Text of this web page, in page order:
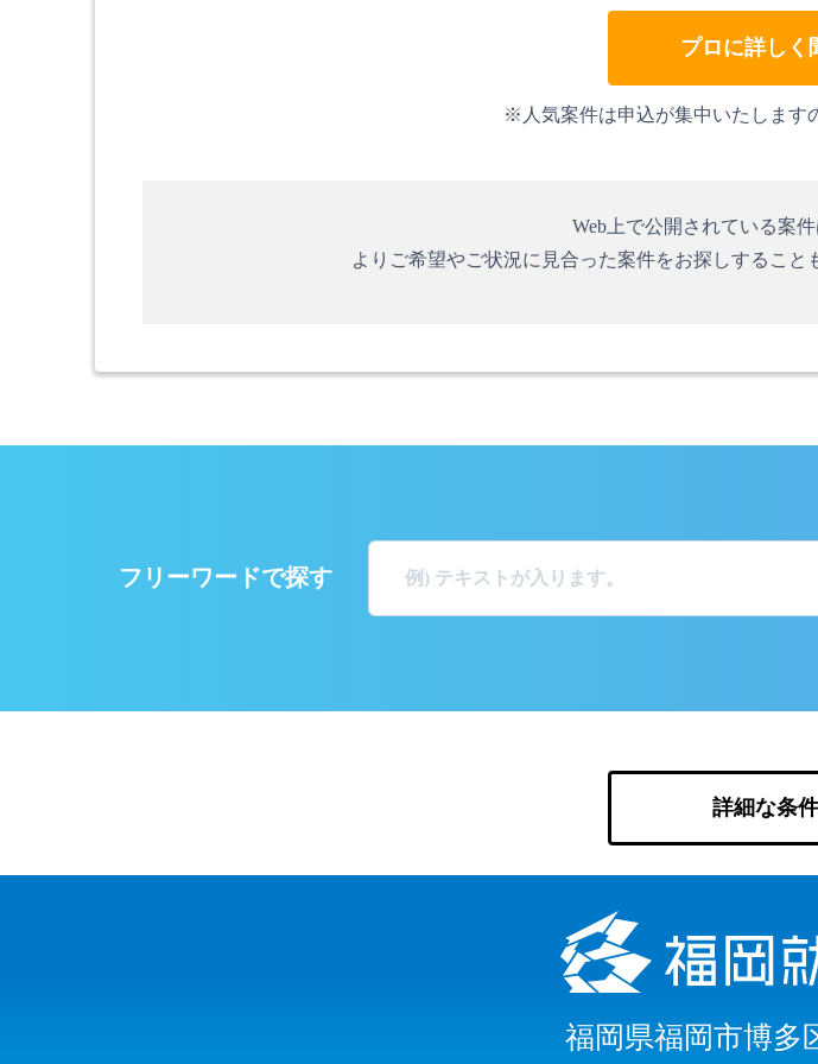
プロに詳しく
※人気案件は申込が集中いたします
Web上で公開されている案
よりご希望やご状況に見合った案件をお探しすること
フリーワードで探す
詳細な条
福岡県福岡市博多